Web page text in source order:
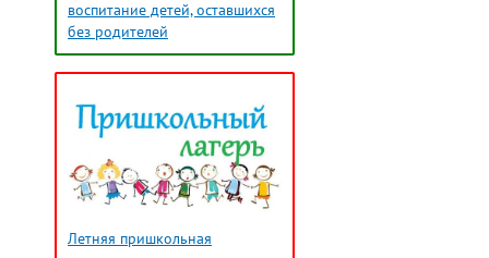
воспитание детей, оставшихся
без родителей
Летняя пришкольная